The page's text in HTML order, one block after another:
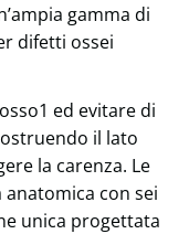
gamma di
difetti ossei
ed evitare di
il lato
la carenza. Le
con sei
unica progettata